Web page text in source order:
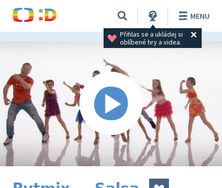
Přihlas se a ukládej si
oblíbené hry a videa.
MENU